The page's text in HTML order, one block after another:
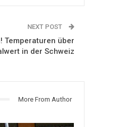
NEXT POST
Temperaturen über
in der Schweiz
More From Author